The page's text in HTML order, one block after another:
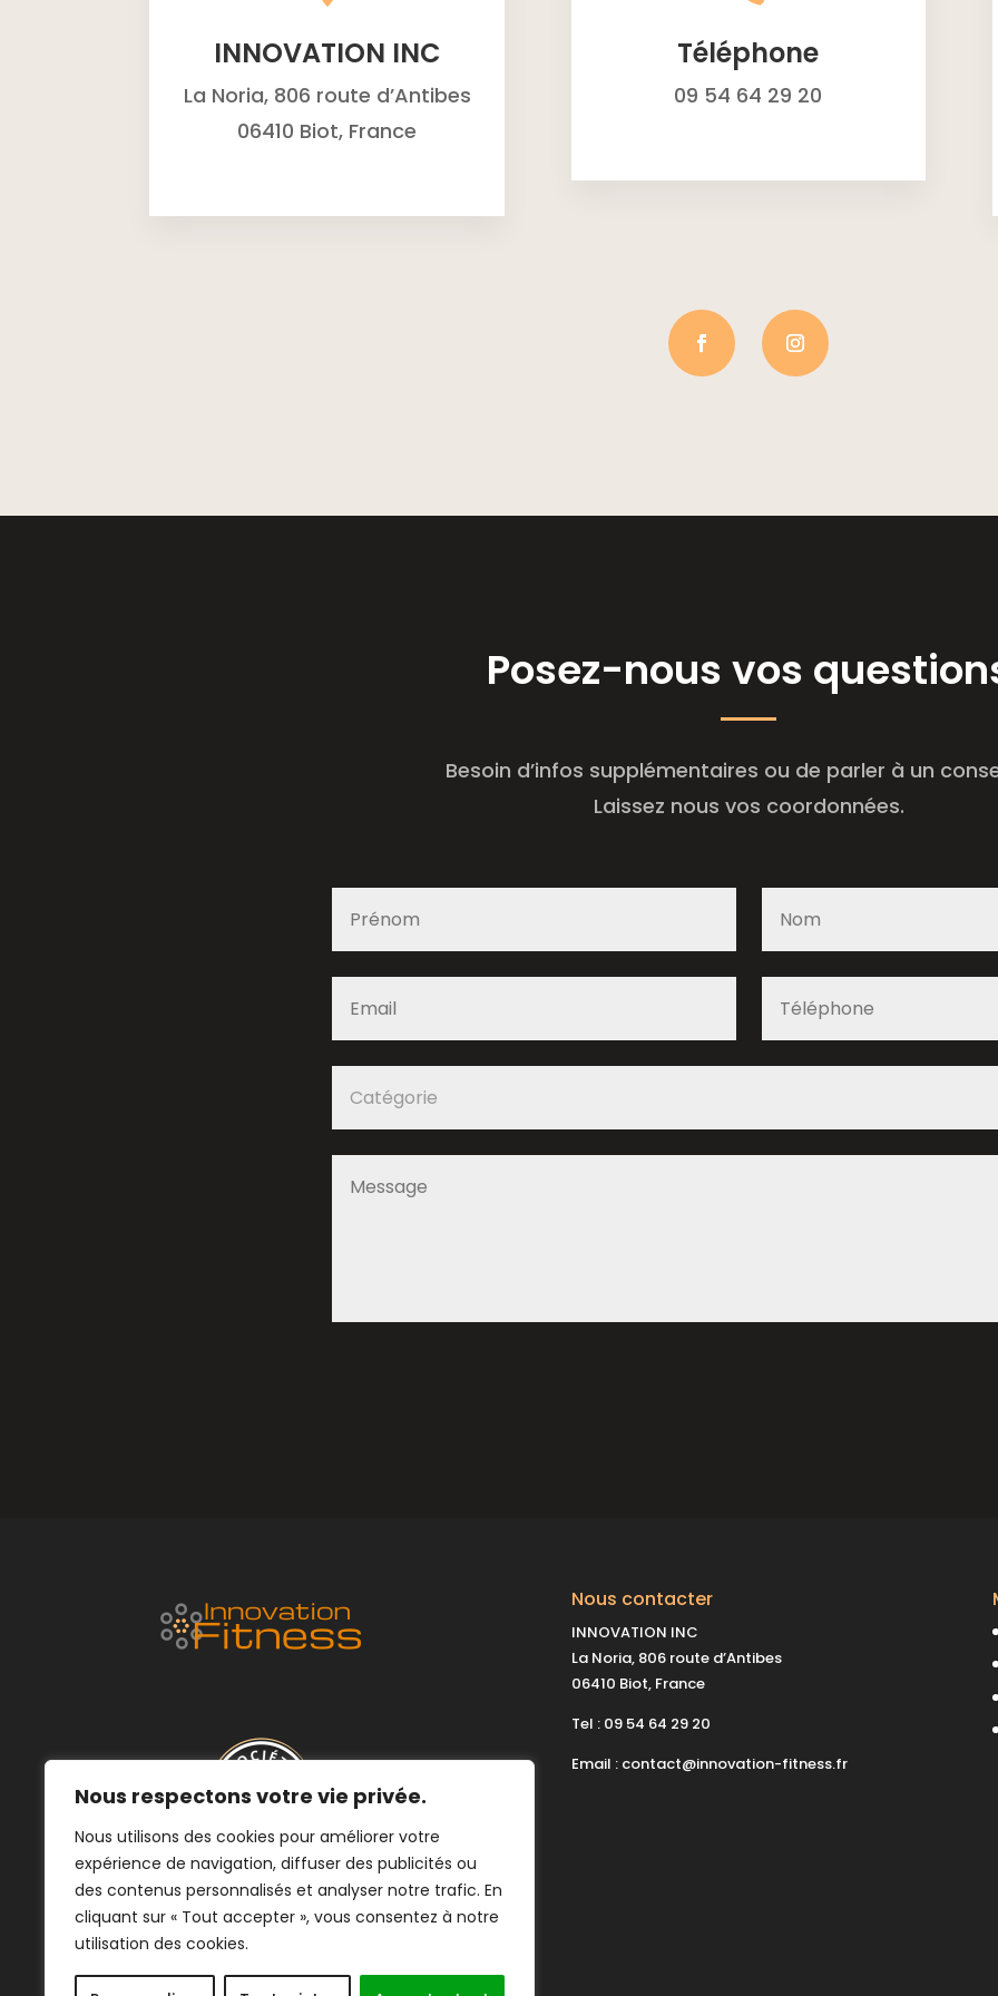
Nous respectons votre vie privée.
Nous utilisons des cookies pour améliorer votre
expérience de navigation, diffuser des publicités ou
des contenus personnalisés et analyser notre trafic. En
cliquant sur « Tout accepter », vous consentez à notre
utilisation des cookies.
INNOVATION INC
La Noria, 806 route d’Antibes
06410 Biot, France
Téléphone
09 54 64 29 20
Posez-nous vos
Besoin d’infos supplémentaires ou de parler à un
Laissez nous vos coordonnées.
Nous contacter
INNOVATION INC
La Noria, 806 route d’Antibes
06410 Biot, France
Tel : 09 54 64 29 20
Email : contact@innovation-fitness.fr